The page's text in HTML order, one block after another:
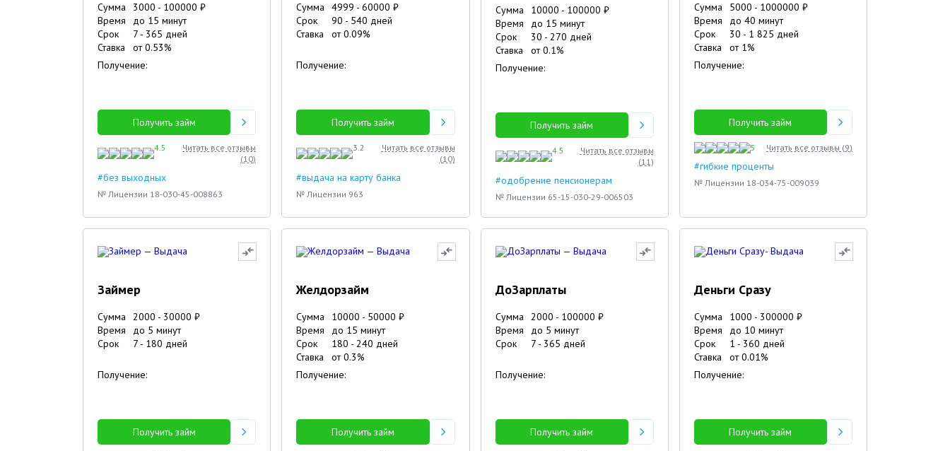
Сумма 3000 - 100000 ₽
Время
до 15 минут
Срок
7 - 365 дней
Ставка
от0.53%
Получение:
Получить займ
4.5
Читать все отзывы
(10)
#без выходных
№ Лицензии 18-030-45-008863
Сумма 4999 -60000 ₽
Срок
90 - 540 дней
Ставка
от0.09%
Получение:
Получить займ
3.2
Читать все отзывы
(10)
#выдача на карту банка
№ Лицензии 963
Сумма 10000 - 100000 ₽
Время
до 15 минут
Срок
30 - 270 дней
Ставка
от0.1%
Получение:
Получить займ
4.5
Читать все отзывы
(11)
#одобрение пенсионерам
№ Лицензии 65-15-030-29-006503
Сумма 5000 - 1000000 ₽
Время
до 40 минут
Срок
30 - 1 825 дней
Ставка
от 1%
Получение:
Получить займ
5 Читать все отзывы (9)
#гибкие проценты
№ Лицензии 18-034-75-009039
Займер
Сумма 2000 - 30000 ₽
Время
до 5 минут
Срок
7 - 180 дней
Получение:
Получить займ
Желдорзайм
Сумма 10000 - 50000 ₽
Время
до 15 минут
Срок
180 -240 дней
Ставка
от0.3%
Получение:
Получить займ
ДоЗарплаты
Сумма 2000 - 100000 ₽
Время
до 5 минут
Срок
7- 365 дней
Получение:
Получить займ
Деньги Сразу
Сумма 1000 - 300000 ₽
Время
до 10 минут
Срок
1 - 360 дней
Ставка
от0.01%
Получение:
Получить займ
4